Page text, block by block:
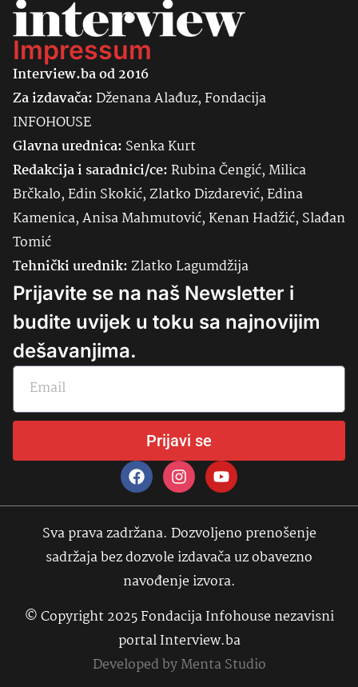
Impressum
Interview.ba od 2016
Za izdavača:Dženana Alađuz, Fondacija
INFOHOUSE
Glavna urednica: SenkaKurt
Redakcija i saradnici/ce:Rubina Čengić, Milica
Brčkalo, Edin Skokić, Zlatko Dizdarević, Edina
Kamenica, Anisa Mahmutović, Kenan Hadžić, Slađan
Tomić
Tehnički urednik:Zlatko Lagumdžija
Prijavite se na naš Newsletter i
budite uvijek u toku sa najnovijim
dešavanjima.
Prijavi se
Sva prava zadržana. Dozvoljeno prenošenje
sadržaja bez dozvole izdavača uz obavezno
navođenje izvora.
© Copyright 2025 Fondacija Infohouse nezavisni
portal Interview.ba
Developed byMenta Studio